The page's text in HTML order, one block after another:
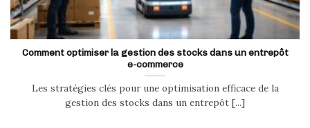
Comment optimiser la gestion des stocks dans un entrepôt
e-commerce
Les stratégies clés pour une optimisation efficace de la
gestion des stocks dans un entrepôt [...]